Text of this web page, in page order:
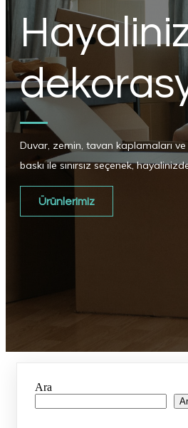
Duvar, zemin, tavan kaplamaları
baskı ile sınırsız seçenek,
Ürünlerimiz
Ara